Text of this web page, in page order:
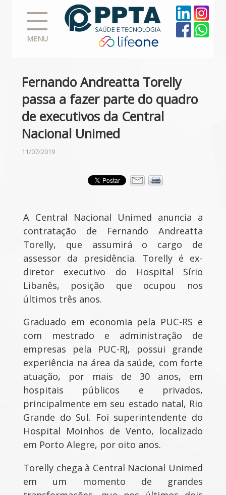
MENU
Fernando Andreatta Torelly
passa a fazer parte do quadro
de executivos da Central
Nacional Unimed
11/07/2019
A Central Nacional Unimed anuncia a
contratação de Fernando Andreatta
Torelly, que assumirá o cargo de
assessor da presidência. Torelly é ex-
diretor executivo do Hospital Sírio
Libanês, posição que ocupou nos
últimos três anos.
Graduado em economia pela PUC-RS e
com mestrado e administração de
empresas pela PUC-RJ, possui grande
experiência na área da saúde, com forte
atuação, por mais de 30 anos, em
hospitais públicos e privados,
principalmente em seu estado natal, Rio
Grande do Sul. Foi superintendente do
Hospital Moinhos de Vento, localizado
em Porto Alegre, por oito anos.
Torelly chega à Central Nacional Unimed
em um momento de grandes